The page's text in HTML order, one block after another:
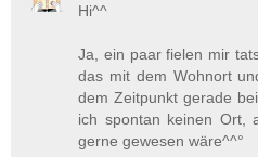
Hi^^
Ja, ein paar fielen mir
das mit dem Wohnort
dem Zeitpunkt gerade
ich spontan keinen Ort,
gerne gewesen wäre^^°